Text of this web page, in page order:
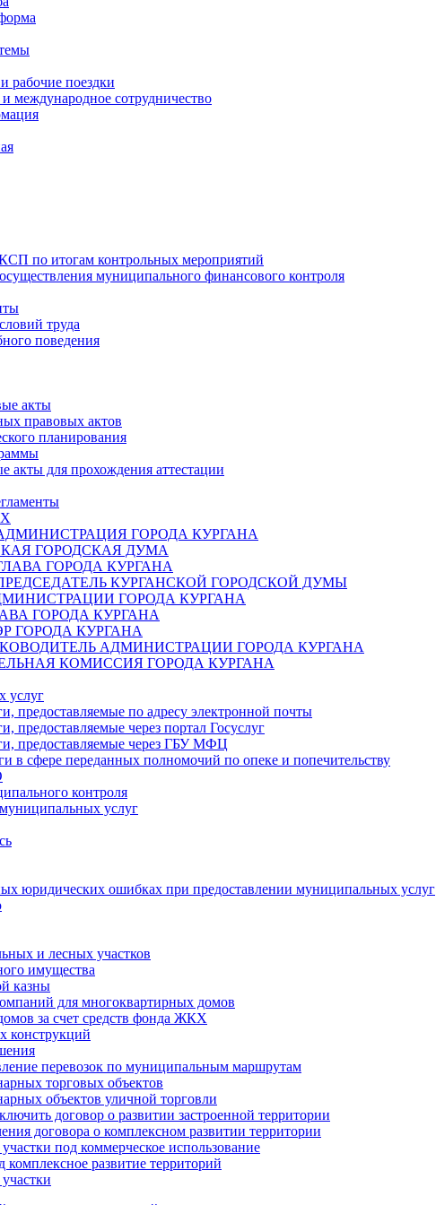
рабочие поездки
международное сотрудничество
по итогам контрольных мероприятий
муниципального финансового контроля
труда
поведения
акты
правовых актов
планирования
акты для прохождения аттестации
ГОРОДА КУРГАНА
ГОРОДСКАЯ ДУМА
ГОРОДА КУРГАНА
КУРГАНСКОЙ ГОРОДСКОЙ ДУМЫ
ГОРОДА КУРГАНА
ГОРОДА КУРГАНА
ГОРОДА КУРГАНА
АДМИНИСТРАЦИИ ГОРОДА КУРГАНА
КОМИССИЯ ГОРОДА КУРГАНА
услуг
предоставляемые по адресу электронной почты
предоставляемые через портал Госуслуг
предоставляемые через ГБУ МФЦ
в сфере переданных полномочий по опеке и попечительству
контроля
услуг
юридических ошибках при предоставлении муниципальных услуг
и лесных участков
имущества
казны
для многоквартирных домов
за счет средств фонда ЖКХ
конструкций
перевозок по муниципальным маршрутам
торговых объектов
объектов уличной торговли
договор о развитии застроенной территории
договора о комплексном развитии территории
под коммерческое использование
комплексное развитие территорий